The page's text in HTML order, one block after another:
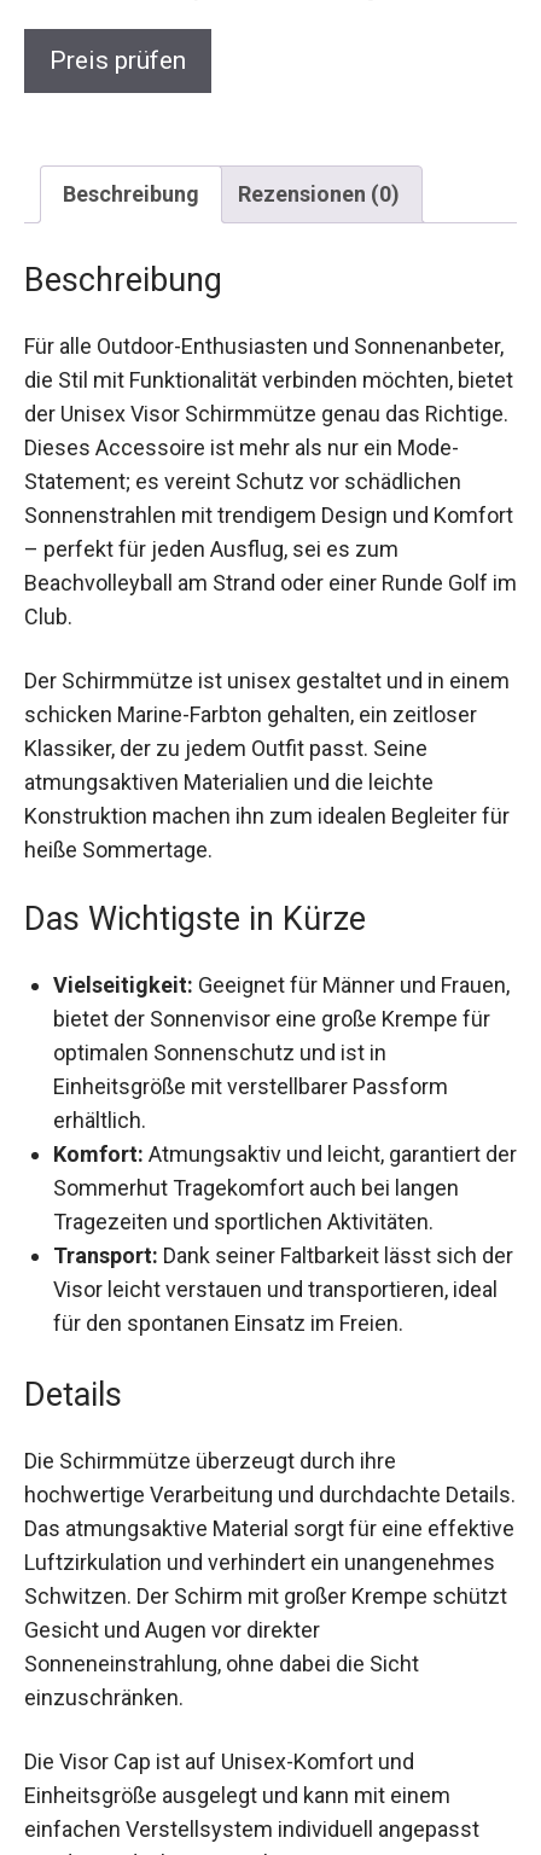
Sport und Freizeit! Ideal für jeden Outdoor-Ausflug.
Preis prüfen
Beschreibung Rezensionen (0)
Beschreibung
Für alle Outdoor-Enthusiasten und
Sonnenanbeter, die Stil mit Funktionalität
verbinden möchten, bietet der Unisex Visor
Schirmmütze genau das Richtige. Dieses
Accessoire ist mehr als nur ein Mode-Statement;
es vereint Schutz vor schädlichen
Sonnenstrahlen mit trendigem Design und
Komfort – perfekt für jeden Ausflug, sei es zum
Beachvolleyball am Strand oder einer Runde Golf
im Club.
Der Schirmmütze ist unisex gestaltet und in
einem schicken Marine-Farbton gehalten, ein
zeitloser Klassiker, der zu jedem Outfit passt.
Seine atmungsaktiven Materialien und die leichte
Konstruktion machen ihn zum idealen Begleiter
für heiße Sommertage.
Das Wichtigste in Kürze
Vielseitigkeit:Geeignet für Männer und
Frauen, bietet der Sonnenvisor eine große
Krempe für optimalen Sonnenschutz und ist
in Einheitsgröße mit verstellbarer Passform
erhältlich.
Komfort:Atmungsaktiv und leicht, garantiert
der Sommerhut Tragekomfort auch bei langen
Tragezeiten und sportlichen Aktivitäten.
Transport:Dank seiner Faltbarkeit lässt sich
der Visor leicht verstauen und transportieren,
Details
Die Schirmmütze überzeugt durch ihre
hochwertige Verarbeitung und durchdachte
Details. Das atmungsaktive Material sorgt für eine
effektive Luftzirkulation und verhindert ein
unangenehmes Schwitzen. Der Schirm mit
großer Krempe schützt Gesicht und Augen vor
direkter Sonneneinstrahlung, ohne dabei die Sicht
Die Visor Cap ist auf Unisex-Komfort und
Einheitsgröße ausgelegt und kann mit einem